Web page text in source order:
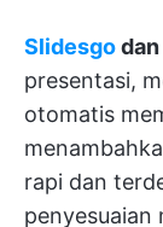
Slidesgodan
presentasi,
otomatis
rapi dan
penyesuaian